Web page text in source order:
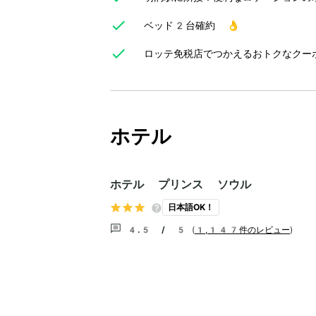
ベッド2台確約 👌
ロッテ免税店でつかえるおトクなク
ホテル
ホテル プリンス ソウル
日本語OK！
4.5 / 5 ( 1,147件のレビュー)